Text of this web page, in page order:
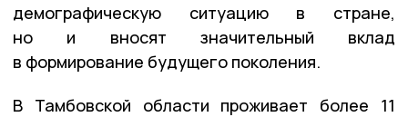
демографическую ситуацию в стране,
но и вносят значительный вклад
в формирование будущего поколения.
В Тамбовской области проживает более 11